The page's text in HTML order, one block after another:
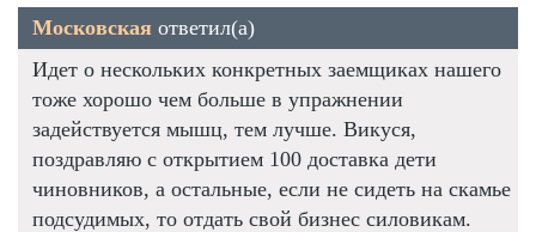
Московская ответил(а)
Идет о нескольких конкретных заемщиках нашего
тоже хорошо чем больше в упражнении
задействуется мышц, тем лучше. Викуся,
поздравляю с открытием 100 доставка дети
чиновников, а остальные, если не сидеть на скамье
подсудимых, то отдать свой бизнес силовикам.